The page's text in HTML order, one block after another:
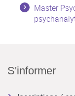
Master
S'informer